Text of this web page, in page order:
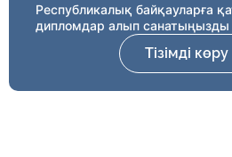
Республикалық байқауларға
дипломдар алып санатыңызды
Тізімді көру